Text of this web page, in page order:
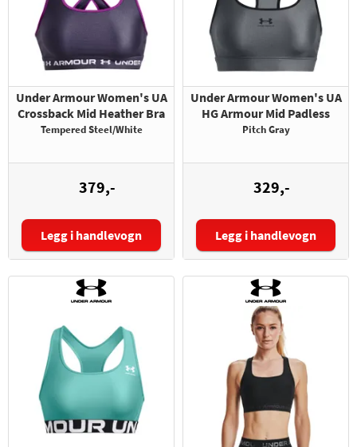
Under Armour Women's UA
Crossback Mid Heather Bra
Tempered Steel/White
379,-
Størrelse:
Legg i handlevogn
Under Armour Women's UA
HG Armour Mid Padless
Pitch Gray
329,-
Størrelse:
Legg i handlevogn